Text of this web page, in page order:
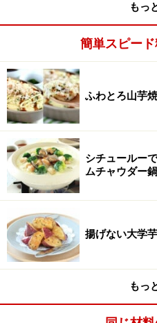
2
ごはんをさっと洗う。
ごはんをザルに入れ、さっ
もっ
簡単スピー
ふわとろ山芋
シチュールー
ムチャウダー鍋
揚げない大学
もっ